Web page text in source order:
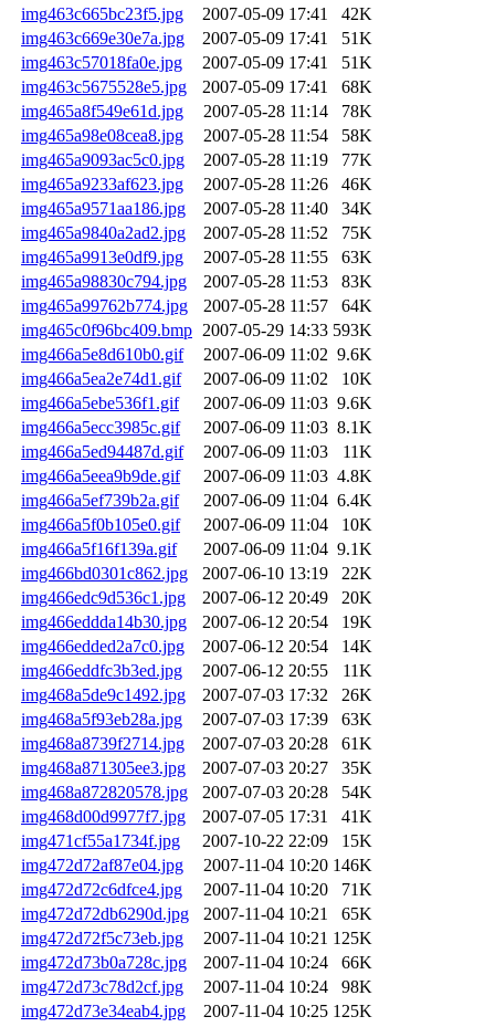
img463c665bc23f5.jpg
2007-05-09 17:41
42K
img463c669e30e7a.jpg
2007-05-09 17:41
51K
img463c57018fa0e.jpg
2007-05-09 17:41
51K
img463c5675528e5.jpg
2007-05-09 17:41
68K
img465a8f549e61d.jpg
2007-05-28 11:14
78K
img465a98e08cea8.jpg
2007-05-28 11:54
58K
img465a9093ac5c0.jpg
2007-05-28 11:19
77K
img465a9233af623.jpg
2007-05-28 11:26
46K
img465a9571aa186.jpg
2007-05-28 11:40
34K
img465a9840a2ad2.jpg
2007-05-28 11:52
75K
img465a9913e0df9.jpg
2007-05-28 11:55
63K
img465a98830c794.jpg
2007-05-28 11:53
83K
img465a99762b774.jpg
2007-05-28 11:57
64K
img465c0f96bc409.bmp 2007-05-29 14:33 593K
img466a5e8d610b0.gif
2007-06-09 11:02 9.6K
img466a5ea2e74d1.gif
2007-06-09 11:02
10K
img466a5ebe536f1.gif
2007-06-09 11:03 9.6K
img466a5ecc3985c.gif
2007-06-09 11:03 8.1K
img466a5ed94487d.gif
2007-06-09 11:03
11K
img466a5eea9b9de.gif
2007-06-09 11:03 4.8K
img466a5ef739b2a.gif
2007-06-09 11:04 6.4K
img466a5f0b105e0.gif
2007-06-09 11:04
10K
img466a5f16f139a.gif
2007-06-09 11:04 9.1K
img466bd0301c862.jpg
2007-06-10 13:19
22K
img466edc9d536c1.jpg
2007-06-12 20:49
20K
img466eddda14b30.jpg
2007-06-12 20:54
19K
img466edded2a7c0.jpg
2007-06-12 20:54
14K
img466eddfc3b3ed.jpg
2007-06-12 20:55
11K
img468a5de9c1492.jpg
2007-07-03 17:32
26K
img468a5f93eb28a.jpg
2007-07-03 17:39
63K
img468a8739f2714.jpg
2007-07-03 20:28
61K
img468a871305ee3.jpg
2007-07-03 20:27
35K
img468a872820578.jpg
2007-07-03 20:28
54K
img468d00d9977f7.jpg
2007-07-05 17:31
41K
img471cf55a1734f.jpg
2007-10-22 22:09
15K
img472d72af87e04.jpg
2007-11-04 10:20 146K
img472d72c6dfce4.jpg
2007-11-04 10:20
71K
img472d72db6290d.jpg
2007-11-04 10:21
65K
img472d72f5c73eb.jpg
2007-11-04 10:21 125K
img472d73b0a728c.jpg
2007-11-04 10:24
66K
img472d73c78d2cf.jpg
2007-11-04 10:24
98K
img472d73e34eab4.jpg
2007-11-04 10:25 125K